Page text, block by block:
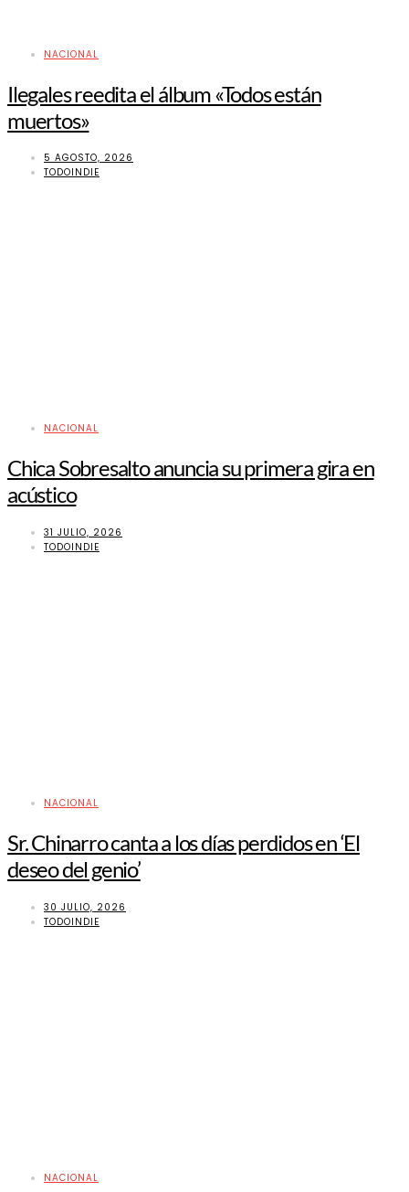
NACIONAL
Ilegales reedita el álbum «Todos están
muertos»
5 AGOSTO, 2026
TODOINDIE
NACIONAL
Chica Sobresalto anuncia su primera gira en
acústico
31 JULIO, 2026
TODOINDIE
NACIONAL
Sr. Chinarro canta a los días perdidos en ‘El
deseo del genio’
30 JULIO, 2026
TODOINDIE
NACIONAL